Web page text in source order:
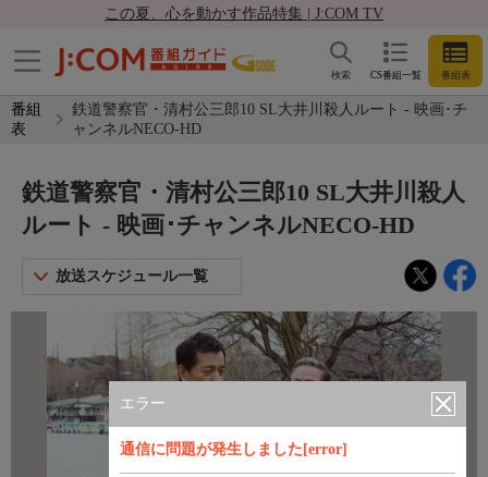
この夏、心を動かす作品特集 | J:COM TV
CS番組一覧 番組表
検索
番組
表
鉄道警察官・清村公三郎10 SL大井川殺人ルート - 映画･チ
ャンネルNECO-HD
エラー
通信に問題が発生しました[error]
鉄道警察官・清村公三郎10 SL大井川殺人
ルート - 映画･チャンネルNECO-HD
放送スケジュール一覧